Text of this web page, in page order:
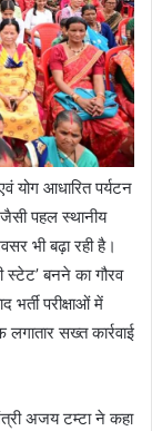
योग आधारित पर्यटन
जैसी पहल स्थानीय
भी बढ़ा रही है।
स्टेट’ बनने का गौरव
परीक्षाओं में
सख्त कार्रवाई
अजय टम्टा ने कहा